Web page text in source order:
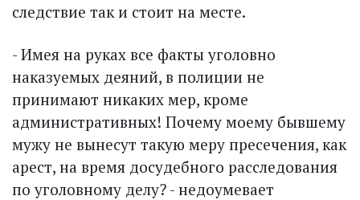
следствие так и стоит на месте.
- Имея на руках все факты уголовно
наказуемых деяний, в полиции не
принимают никаких мер, кроме
административных! Почему моему бывшему
мужу не вынесут такую меру пресечения, как
арест, на время досудебного расследования
по уголовному делу? - недоумевает